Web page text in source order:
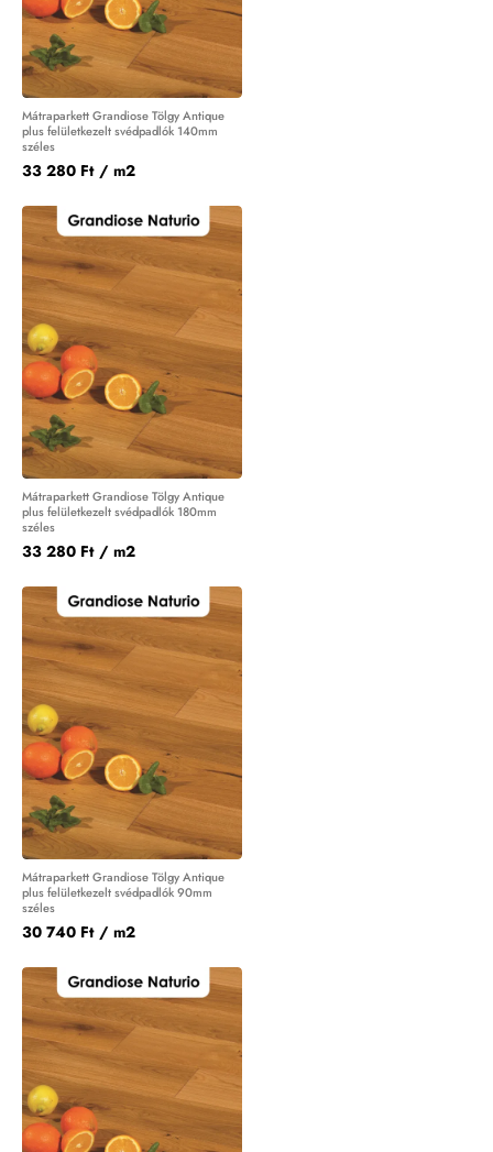
Mátraparkett Grandiose Tölgy Antique
plus felületkezelt svédpadlók 140mm
széles
33 280 Ft / m2
Mátraparkett Grandiose Tölgy Antique
plus felületkezelt svédpadlók 180mm
széles
33 280 Ft / m2
Mátraparkett Grandiose Tölgy Antique
plus felületkezelt svédpadlók 90mm
széles
30 740 Ft / m2